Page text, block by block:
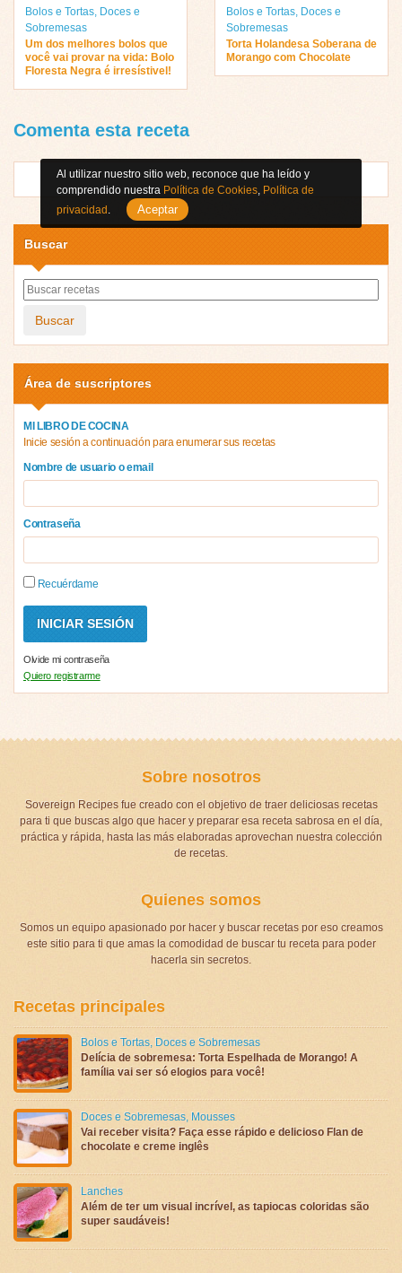
Bolos e Tortas, Doces e
Sobremesas
Um dos melhores bolos que
você vai provar na vida: Bolo
Floresta Negra é irresístivel!
Bolos e Tortas, Doces e
Sobremesas
Torta Holandesa Soberana de
Morango com Chocolate
Comenta esta receta
Buscar
Buscar
Área de suscriptores
MI LIBRO DE COCINA
Inicie sesión a continuación para enumerar sus recetas
Nombre de usuario o email
Contraseña
Recuérdame
Olvide mi contraseña
Quiero registrarme
Sobre nosotros
Sovereign Recipes fue creado con el objetivo de traer deliciosas recetas
para ti que buscas algo que hacer y preparar esa receta sabrosa en el día,
práctica y rápida, hasta las más elaboradas aprovechan nuestra colección
de recetas.
Quienes somos
Somos un equipo apasionado por hacer y buscar recetas por eso creamos
este sitio para ti que amas la comodidad de buscar tu receta para poder
hacerla sin secretos.
Recetas principales
Bolos e Tortas, Doces e Sobremesas
Delícia de sobremesa: Torta Espelhada de Morango! A
família vai ser só elogios para você!
Doces e Sobremesas, Mousses
Vai receber visita? Faça esse rápido e delicioso Flan de
chocolate e creme inglês
Lanches
Além de ter um visual incrível, as tapiocas coloridas são
super saudáveis!
Al utilizar nuestro sitio web, reconoce que ha leído y
comprendido nuestra Política de Cookies Política de
privacidad
Aceptar